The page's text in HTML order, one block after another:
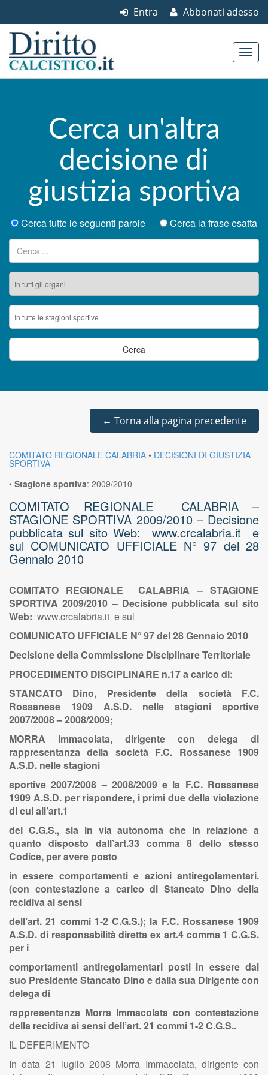
Abbonati adesso
Entra
Cerca un'altra
decisione di
giustizia sportiva
Cerca tutte le seguenti parole
Cerca la frase esatta
Ricerca per:
← Torna alla pagina precedente
COMITATO REGIONALE CALABRIA • DECISIONI DI GIUSTIZIA
SPORTIVA
• Stagione sportiva: 2009/2010
COMITATO REGIONALE CALABRIA –
STAGIONE SPORTIVA 2009/2010 – Decisione
pubblicata sul sito Web: www.crcalabria.it e
sul COMUNICATO UFFICIALE N° 97 del 28
Gennaio 2010
COMITATO REGIONALE CALABRIA – STAGIONE
SPORTIVA 2009/2010 – Decisione pubblicata sul sito
Web: www.crcalabria.it e sul
COMUNICATO UFFICIALE N° 97del 28 Gennaio 2010
Decisione della Commissione Disciplinare Territoriale
PROCEDIMENTO DISCIPLINARE n.17 a carico di:
STANCATO Dino, Presidente della società F.C.
Rossanese 1909 A.S.D. nelle stagioni sportive
2007/2008 – 2008/2009;
MORRA Immacolata, dirigente con delega di
rappresentanza della società F.C. Rossanese 1909
A.S.D. nelle stagioni
sportive 2007/2008 – 2008/2009 e la F.C. Rossanese
1909 A.S.D. per rispondere, i primi due della violazione
di cui all’art.1
del C.G.S., sia in via autonoma che in relazione a
quanto disposto dall’art.33 comma 8 dello stesso
Codice, per avere posto
in essere comportamenti e azioni antiregolamentari.
(con contestazione a carico di Stancato Dino della
recidiva ai sensi
dell’art. 21 commi 1-2 C.G.S.); la F.C. Rossanese 1909
A.S.D. di responsabilità diretta ex art.4 comma 1 C.G.S.
per i
comportamenti antiregolamentari posti in essere dal
suo Presidente Stancato Dino e dalla sua Dirigente con
delega di
rappresentanza Morra Immacolata con contestazione
della recidiva ai sensi dell’art. 21 commi 1-2 C.G.S..
IL DEFERIMENTO
In data 21 luglio 2008 Morra Immacolata, dirigente con